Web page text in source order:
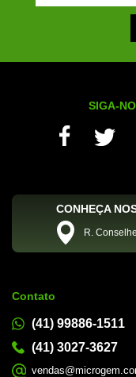
SIGA-
CONHEÇA
R.
Contato
(41) 99886-1511
(41) 3027-3627